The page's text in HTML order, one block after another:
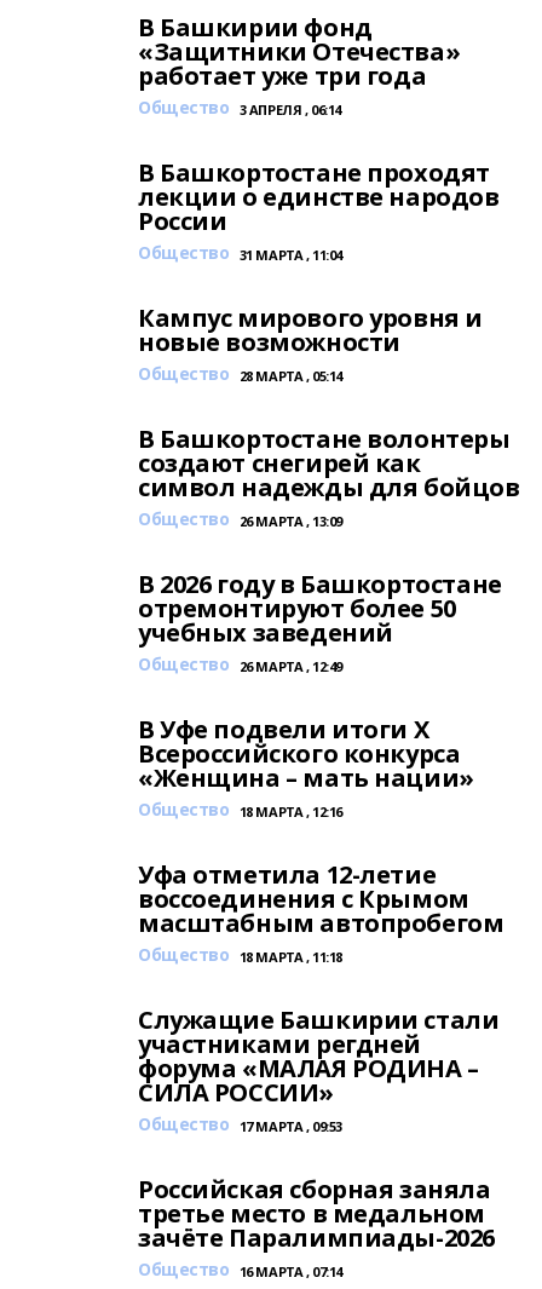
В Башкирии фонд
«Защитники Отечества»
работает уже три года
Общество 3 АПРЕЛЯ , 06:14
В Башкортостане проходят
лекции о единстве народов
России
Общество 31 МАРТА , 11:04
Кампус мирового уровня и
новые возможности
Общество 28 МАРТА , 05:14
В Башкортостане волонтеры
создают снегирей как
символ надежды для бойцов
Общество 26 МАРТА , 13:09
В 2026 году в Башкортостане
отремонтируют более 50
учебных заведений
Общество 26 МАРТА , 12:49
В Уфе подвели итоги Х
Всероссийского конкурса
«Женщина – мать нации»
Общество 18 МАРТА , 12:16
Уфа отметила 12-летие
воссоединения с Крымом
масштабным автопробегом
Общество 18 МАРТА , 11:18
Служащие Башкирии стали
участниками регдней
форума «МАЛАЯ РОДИНА –
СИЛА РОССИИ»
Общество 17 МАРТА , 09:53
Российская сборная заняла
третье место в медальном
зачёте Паралимпиады-2026
Общество 16 МАРТА , 07:14